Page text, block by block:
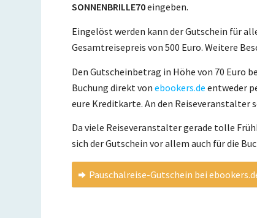
SONNENBRILLE70eingeben.
Eingelöst werden kann der Gutschein für
Gesamtreisepreis von 500 Euro. Weitere
Den Gutscheinbetrag in Höhe von 70 Euro
Buchung direkt vonebookers.de entweder
eure Kreditkarte. An den Reiseveranstalter
Da viele Reiseveranstalter gerade tolle
sich der Gutschein vor allem auch für die
Pauschalreise-Gutschein bei